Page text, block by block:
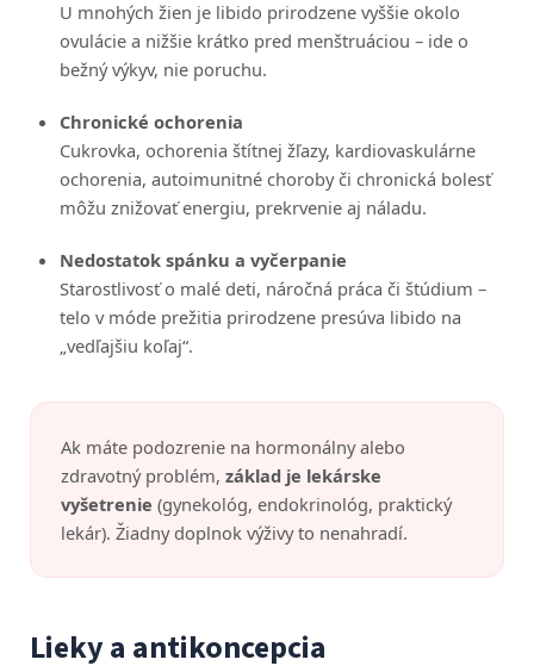
U mnohých žien je libido prirodzene vyššie okolo
ovulácie a nižšie krátko pred menštruáciou – ide o
bežný výkyv, nie poruchu.
Chronické ochorenia
Cukrovka, ochorenia štítnej žľazy, kardiovaskulárne
ochorenia, autoimunitné choroby či chronická bolesť
môžu znižovať energiu, prekrvenie aj náladu.
Nedostatok spánku a vyčerpanie
Starostlivosť o malé deti, náročná práca či štúdium –
telo v móde prežitia prirodzene presúva libido na
„vedľajšiu koľaj“.
Ak máte podozrenie na hormonálny alebo
zdravotný problém, základ je lekárske
vyšetrenie (gynekológ, endokrinológ, praktický
lekár). Žiadny doplnok výživy to nenahradí.
Lieky a antikoncepcia